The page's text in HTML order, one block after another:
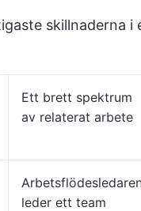
skillnaderna i
Ett brett spektrum
av relaterat arbete
leder ett team